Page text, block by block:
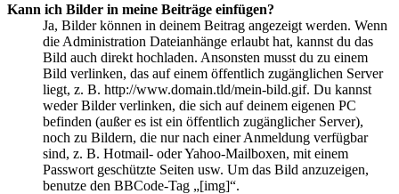
Kann ich Bilder in meine Beiträge einfügen?
Ja, Bilder können in deinem Beitrag angezeigt werden. Wenn
die Administration Dateianhänge erlaubt hat, kannst du das
Bild auch direkt hochladen. Ansonsten musst du zu einem
Bild verlinken, das auf einem öffentlich zugänglichen Server
liegt, z. B. http://www.domain.tld/mein-bild.gif. Du kannst
weder Bilder verlinken, die sich auf deinem eigenen PC
befinden (außer es ist ein öffentlich zugänglicher Server),
noch zu Bildern, die nur nach einer Anmeldung verfügbar
sind, z. B. Hotmail- oder Yahoo-Mailboxen, mit einem
Passwort geschützte Seiten usw. Um das Bild anzuzeigen,
benutze den BBCode-Tag „[img]“.